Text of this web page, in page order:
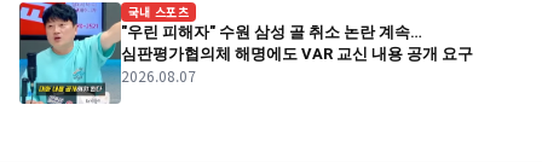
국내 스포츠
"우린 피해자" 수원 삼성 골 취소 논란 계속…
심판평가협의체 해명에도 VAR 교신 내용 공개 요구
2026.08.07